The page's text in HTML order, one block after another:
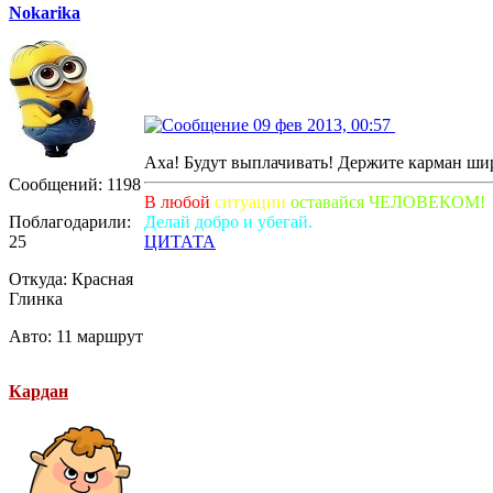
Nokarika
Сообщений: 1198
Поблагодарили:
25
Откуда: Красная
Глинка
Авто: 11 маршрут
09 фев 2013, 00:57
Аха! Будут выплачивать! Держите карман
В любой ситуации оставайся ЧЕЛОВЕКОМ!
Делай добро и убегай.
ЦИТАТА
Кардан